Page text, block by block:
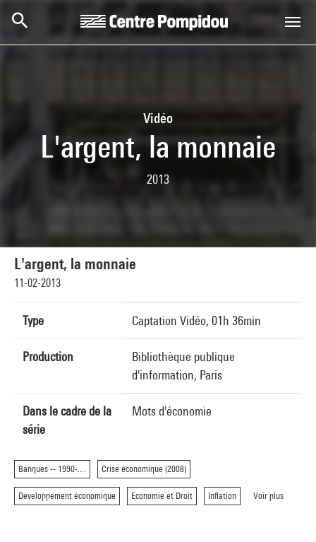
Vidéo
L'argent, la monnaie
2013
L'argent, la monnaie
11-02-2013
Type Captation Vidéo, 01h 36min
Production
Bibliothèque publique
d'information, Paris
Dans le cadre de la
série
Mots d'économie
Banques -- 1990-.... Crise économique (2008)
Développement économique Economie et Droit Inflation Voir plus